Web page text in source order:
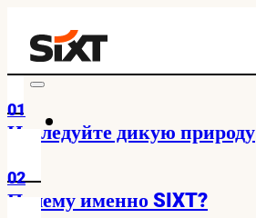
01
Исследуйте дикую природу
02
Почему именно SIXT?